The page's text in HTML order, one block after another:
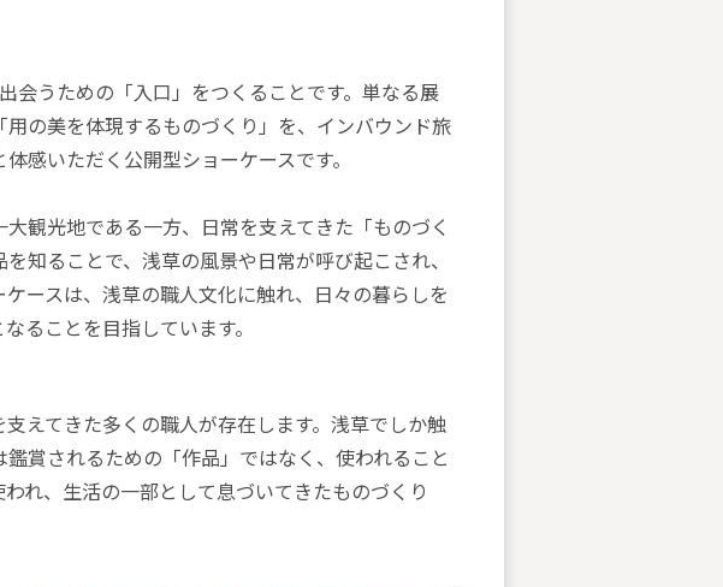
会うための「入口」をつくることです。単なる展
の美を体現するものづくり」を、インバウンド旅
感いただく公開型ショーケースです。
観光地である一方、日常を支えてきた「ものづく
知ることで、浅草の風景や日常が呼び起こされ、
ースは、浅草の職人文化に触れ、日々の暮らしを
ることを目指しています。
えてきた多くの職人が存在します。浅草でしか触
賞されるための「作品」ではなく、使われること
れ、生活の一部として息づいてきたものづくり